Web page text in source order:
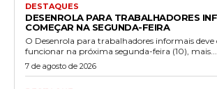
DESTAQUES
DESENROLA PARA TRABALHADORES
COMEÇAR NA SEGUNDA-FEIRA
O Desenrola para trabalhadores informais deve
funcionar na próxima segunda-feira (10), mais...
7 de agosto de 2026